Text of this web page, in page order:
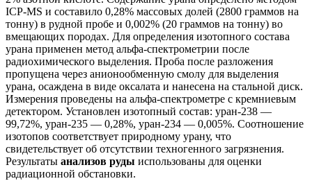
ICP-MS и составило 0,28% массовых долей (2800 граммов на
тонну) в рудной пробе и 0,002% (20 граммов на тонну) во
вмещающих породах. Для определения изотопного состава
урана применен метод альфа-спектрометрии после
радиохимического выделения. Проба после разложения
пропущена через анионообменную смолу для выделения
урана, осаждена в виде оксалата и нанесена на стальной диск.
Измерения проведены на альфа-спектрометре с кремниевым
детектором. Установлен изотопный состав: уран-238 —
99,72%, уран-235 — 0,28%, уран-234 — 0,005%. Соотношение
изотопов соответствует природному урану, что
свидетельствует об отсутствии техногенного загрязнения.
Результаты анализов руды использованы для оценки
радиационной обстановки.